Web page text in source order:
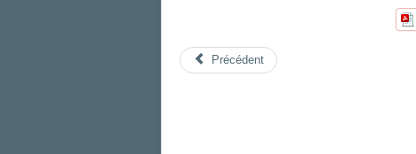
Précédent